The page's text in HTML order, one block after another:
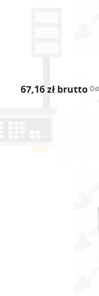
67,16 zł brutto Od